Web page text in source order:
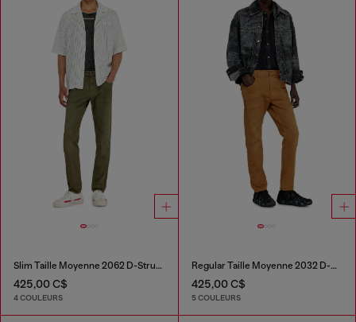
Slim Taille Moyenne 2062 D-Strukt Joggjeans®
425,00 C$
4 COULEURS
Regular Taille Moyenne 2032 D-Krooley-BW Joggjeans®
425,00 C$
5 COULEURS